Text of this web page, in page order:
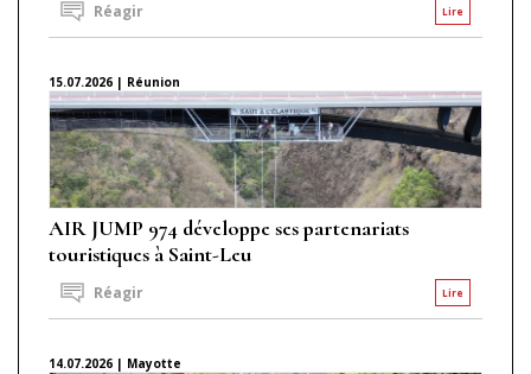
Lire
Réagir
15.07.2026 | Réunion
AIR JUMP 974 développe ses partenariats
touristiques à Saint-Leu
Lire
Réagir
14.07.2026 | Mayotte